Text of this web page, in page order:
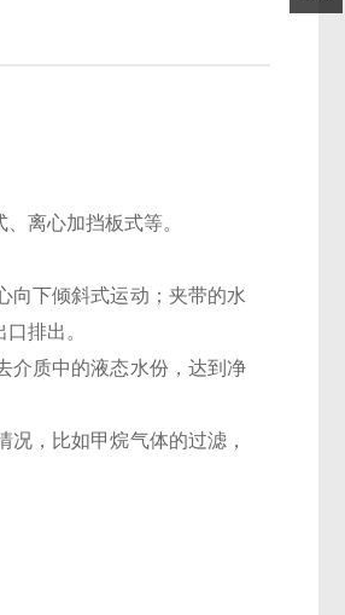
离心加挡板式等。
向下倾斜式运动；夹带的水
器出口排出。
介质中的液态水份，达到净
，比如甲烷气体的过滤，